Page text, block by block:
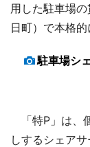
用した駐車場
日町）で本格的
駐車場シ
「特P」は、
しするシェア